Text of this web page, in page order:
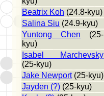
Beatrix Koh (24.8-kyu)
Salina Siu (24.9-kyu)
Yuntong Chen (25-
kyu)
Isabel Marchevsky
(25-kyu)
Jake Newport(25-kyu)
Jayden (?) (25-kyu)